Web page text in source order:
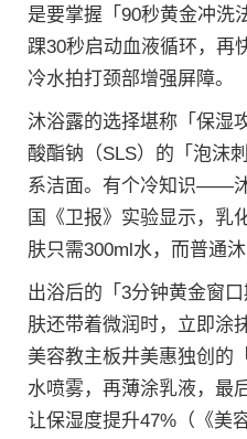
是要掌握「90秒黄金冲洗
踝30秒启动血液循环，再
冷水拍打颈部增强屏障。
沐浴露的选择堪称「保湿
酸酯钠（SLS）的「泡沫
系洁面。有个冷知识——
国《卫报》实验显示，乳
肤只需300ml水，而普通
出浴后的「3分钟黄金窗
肤还带着微润时，立即涂
美容教主板井美惠独创的
水喷雾，再薄涂乳液，最
让保湿度提升47%（《美